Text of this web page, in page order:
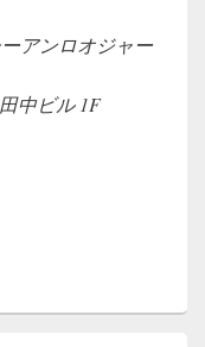
アンロオジャー
中ビル 1F